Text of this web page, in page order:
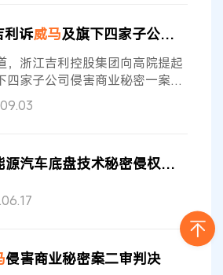
利诉威马及旗下四家子公司侵犯商业秘密
，浙江吉利控股集团向高院提起
四家子公司侵害商业秘密一案，
该案所涉及到的巨额诉讼，对
整个行业都可能会产生深远影
这起2018年就已提交的诉讼。
公司等侵害商业秘密
汽车底盘技术秘密侵权案二审判决书
侵害商业秘密案二审判决